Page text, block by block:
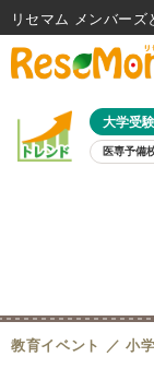
大学受
医専予備
教育イベント 小
リセマム メンバーズ